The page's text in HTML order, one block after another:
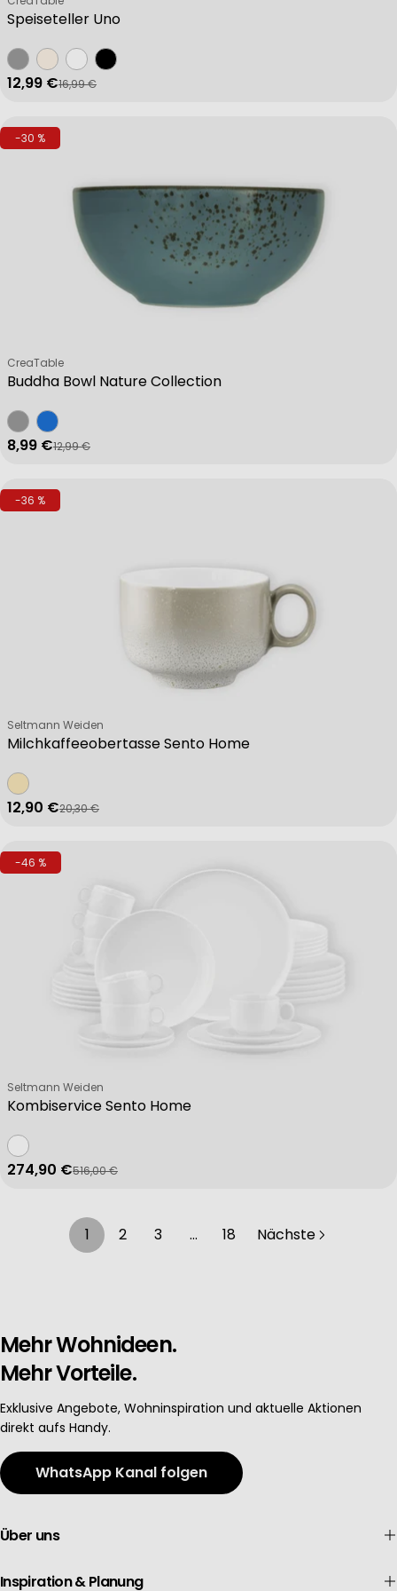
Speiseteller Uno
Verkaufspreis
12,99 €
Regulärer Preis
16,99 €
-30 %
Buddha Bowl Nature Collection
Verkäufer:
CreaTable
Verkaufspreis
8,99 €
Regulärer Preis
12,99 €
-36 %
Milchkaffeeobertasse Sento Home
Verkäufer:
Seltmann Weiden
Verkaufspreis
12,90 €
Regulärer Preis
20,30 €
-46 %
Kombiservice Sento Home
Verkäufer:
Seltmann Weiden
Verkaufspreis
274,90 €
Regulärer Preis
516,00 €
1 2 3 … 18 Nächste
Mehr Wohnideen.
Mehr Vorteile.
Exklusive Angebote, Wohninspiration und aktuelle Aktionen
direkt aufs Handy.
WhatsApp Kanal folgen
Über uns
Inspiration & Planung